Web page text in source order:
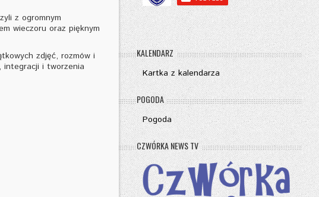
z ogromnym
wieczoru oraz pięknym
zdjęć, rozmów i
integracji i tworzenia
KALENDARZ
Kartka z kalendarza
POGODA
Pogoda
CZWÓRKA NEWS TV